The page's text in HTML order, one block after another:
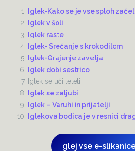
Iglek-Kako se je vse sploh
Iglek v šoli
Iglek raste
Iglek- Srečanje s krokodilom
Iglek-Grajenje zavetja
Iglek dobi sestrico
Iglek se uči leteti
Iglek se zaljubi
Iglek – Varuhi in prijatelji
Iglekova bodica je v resnici
glej vse e-